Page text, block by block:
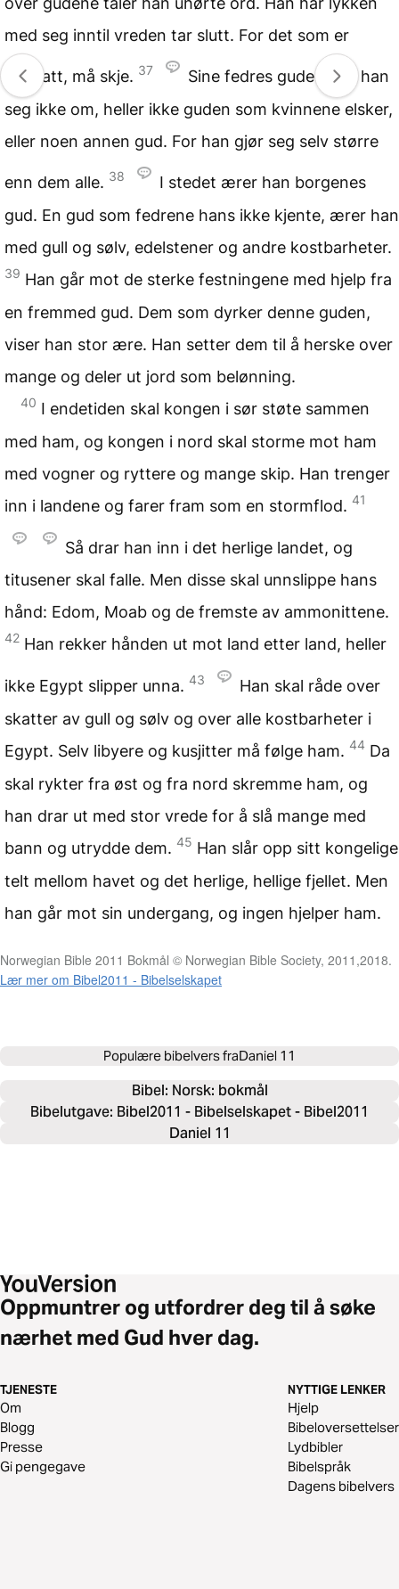
med seg inntil vreden tar slutt. For det som er
fastsatt, må skje. 37
Sine fedres guder bryr han
seg ikke om, heller ikke guden som kvinnene elsker,
eller noen annen gud. For han gjør seg selv større
enn dem alle. 38
I stedet ærer han borgenes
gud. En gud som fedrene hans ikke kjente, ærer han
med gull og sølv, edelstener og andre kostbarheter.
39 Han går mot de sterke festningene med hjelp fra
en fremmed gud. Dem som dyrker denne guden,
viser han stor ære. Han setter dem til å herske over
mange og deler ut jord som belønning.
40 I endetiden skal kongen i sør støte sammen
med ham, og kongen i nord skal storme mot ham
med vogner og ryttere og mange skip. Han trenger
inn i landene og farer fram som en stormflod. 41
Så drar han inn i det herlige landet, og
titusener skal falle. Men disse skal unnslippe hans
hånd: Edom, Moab og de fremste av ammonittene.
42 Han rekker hånden ut mot land etter land, heller
ikke Egypt slipper unna. 43
Han skal råde over
skatter av gull og sølv og over alle kostbarheter i
Egypt. Selv libyere og kusjitter må følge ham. 44 Da
skal rykter fra øst og fra nord skremme ham, og
han drar ut med stor vrede for å slå mange med
bann og utrydde dem. 45 Han slår opp sitt kongelige
telt mellom havet og det herlige, hellige fjellet. Men
han går mot sin undergang, og ingen hjelper ham.
Norwegian Bible 2011 Bokmål © Norwegian Bible Society, 2011,2018.
Lær mer om Bibel2011 - Bibelselskapet
Populære bibelvers fraDaniel 11
Bibel: Norsk: bokmål
Bibelutgave: Bibel2011 - Bibelselskapet - Bibel2011
Daniel 11
Oppmuntrer og utfordrer deg til å søke
nærhet med Gud hver dag.
TJENESTE
Om
Blogg
Presse
Gi pengegave
NYTTIGE LENKER
Hjelp
Bibeloversettelser
Lydbibler
Bibelspråk
Dagens bibelvers